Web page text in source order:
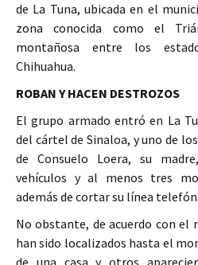
de La Tuna, ubicada en el
zona conocida como el
montañosa entre los
Chihuahua.
ROBAN Y HACEN DESTROZOS
El grupo armado entró en La
del cártel de Sinaloa, y uno de
de Consuelo Loera, su
vehículos y al menos tres
además de cortar su línea
No obstante, de acuerdo con el
han sido localizados hasta el
de una casa y otros